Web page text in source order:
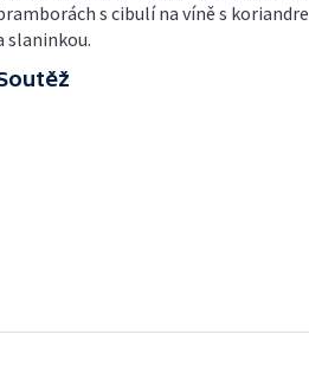
s cibulí na víně s
slaninkou.